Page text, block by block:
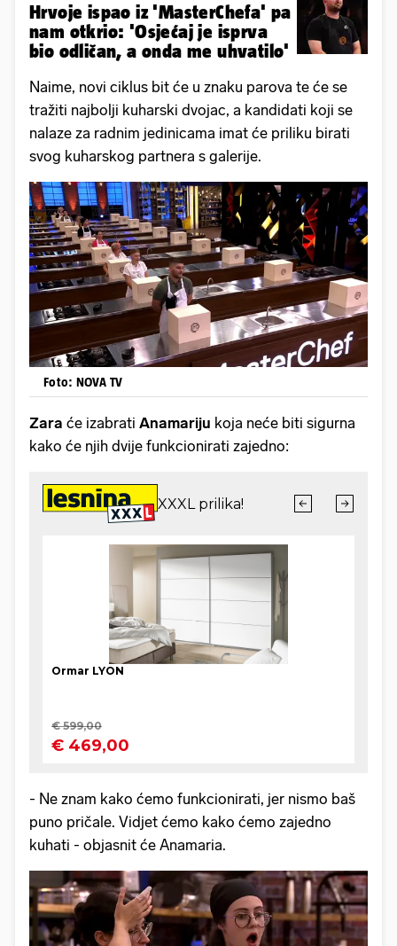
Hrvoje ispao iz 'MasterChefa' pa
nam otkrio: 'Osjećaj je isprva
bio odličan, a onda me uhvatilo'
Naime, novi ciklus bit će u znaku parova te će se
tražiti najbolji kuharski dvojac, a kandidati koji se
nalaze za radnim jedinicama imat će priliku birati
svog kuharskog partnera s galerije.
Foto: NOVA TV
Zara će izabrati Anamariju koja neće biti sigurna
kako će njih dvije funkcionirati zajedno:
- Ne znam kako ćemo funkcionirati, jer nismo baš
puno pričale. Vidjet ćemo kako ćemo zajedno
kuhati - objasnit će Anamaria.